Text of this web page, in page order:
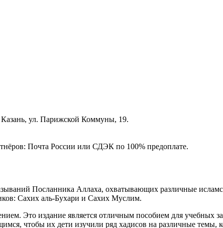
Казань, ул. Парижской Коммуны, 19.
Почта России или СДЭК по 100% предоплате.
Посланника Аллаха, охватывающих различные
Сахих аль-Бухари и Сахих Муслим.
Это издание является отличным пособием для учебных
чтобы их дети изучили ряд хадисов на различные